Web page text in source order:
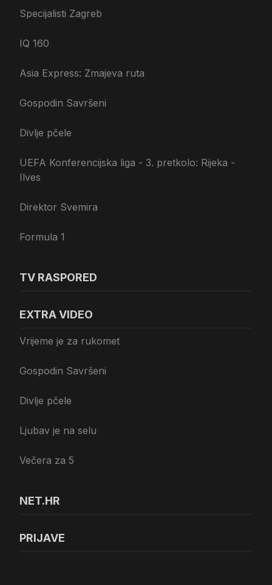
Specijalisti Zagreb
IQ 160
Asia Express: Zmajeva ruta
Gospodin Savršeni
Divlje pčele
UEFA Konferencijska liga - 3. pretkolo: Rijeka -
Ilves
Direktor Svemira
Formula 1
TV RASPORED
EXTRA VIDEO
Vrijeme je za rukomet
Gospodin Savršeni
Divlje pčele
Ljubav je na selu
Večera za 5
NET.HR
PRIJAVE